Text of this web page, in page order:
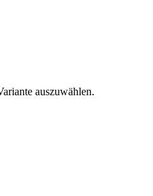
auszuwählen.